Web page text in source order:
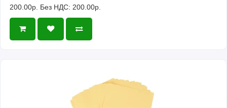
200.00р. Без НДС: 200.00р.